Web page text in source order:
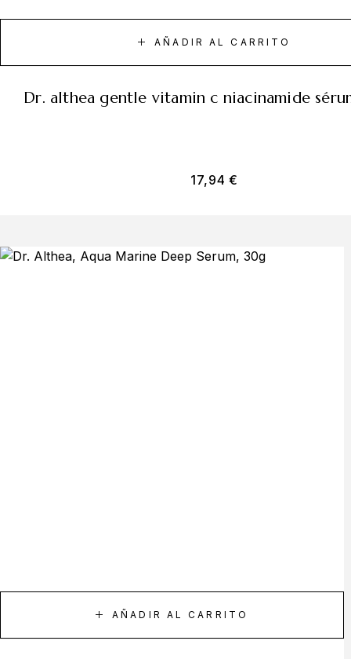
AÑADIR AL CARRITO
dr. althea gentle vitamin c niacinamide
17,94€
AÑADIR AL CARRITO